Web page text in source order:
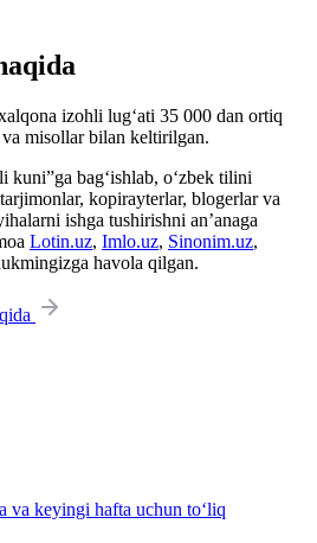
izohli lug‘ati 35 000 dan ortiq
misollar bilan keltirilgan.
kuni”ga bag‘ishlab, o‘zbek tilini
kopirayterlar, blogerlar va
ishga tushirishni an’anaga
Lotin.uz, Imlo.uz, Sinonim.uz,
havola qilgan.
keyingi hafta uchun to‘liq